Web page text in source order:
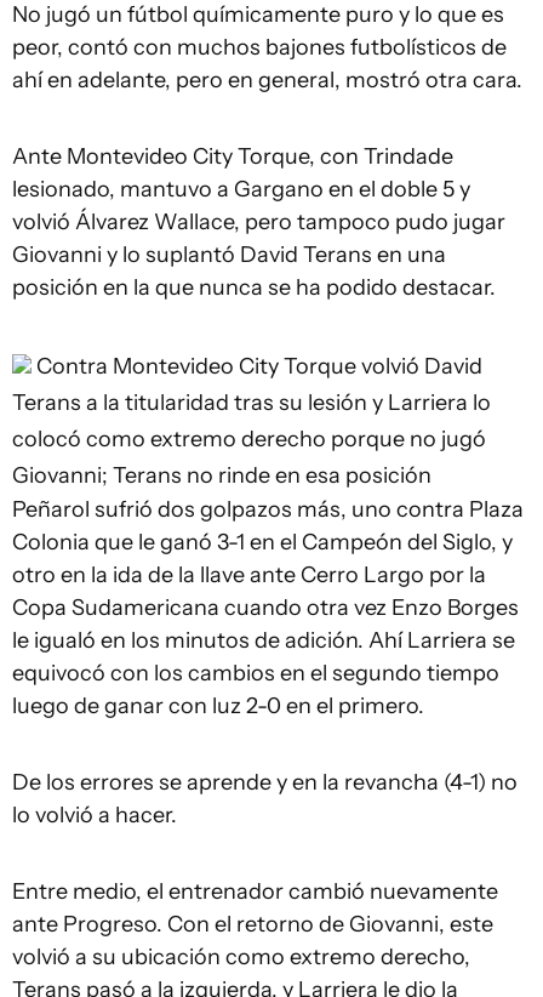
No jugó un fútbol químicamente puro y lo que es
peor, contó con muchos bajones futbolísticos de
ahí en adelante, pero en general, mostró otra cara.
Ante Montevideo City Torque, con Trindade
lesionado, mantuvo a Gargano en el doble 5 y
volvió Álvarez Wallace, pero tampoco pudo jugar
Giovanni y lo suplantó David Terans en una
posición en la que nunca se ha podido destacar.
Contra Montevideo City Torque volvió David
Terans a la titularidad tras su lesión y Larriera lo
colocó como extremo derecho porque no jugó
Giovanni; Terans no rinde en esa posición
Peñarol sufrió dos golpazos más, uno contra Plaza
Colonia que le ganó 3-1 en el Campeón del Siglo, y
otro en la ida de la llave ante Cerro Largo por la
Copa Sudamericana cuando otra vez Enzo Borges
le igualó en los minutos de adición. Ahí Larriera se
equivocó con los cambios en el segundo tiempo
luego de ganar con luz 2-0 en el primero.
De los errores se aprende y en la revancha (4-1) no
lo volvió a hacer.
Entre medio, el entrenador cambió nuevamente
ante Progreso. Con el retorno de Giovanni, este
volvió a su ubicación como extremo derecho,
Terans pasó a la izquierda, y Larriera le dio la